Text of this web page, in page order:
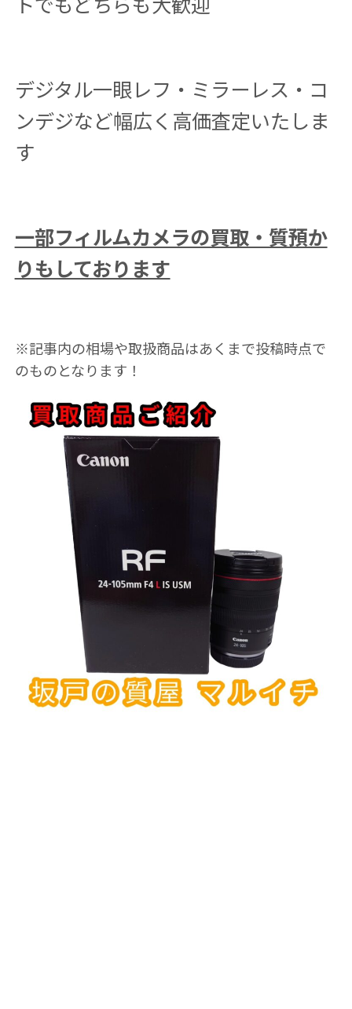
デジタル一眼レフ・ミラーレス・コ
ンデジなど幅広く高価査定いたしま
す
一部フィルムカメラの買取・質預か
りもしております
※記事内の相場や取扱商品はあくまで投稿時点で
のものとなります！